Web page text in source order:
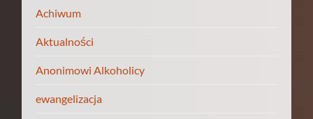
Achiwum
Aktualności
Anonimowi Alkoholicy
ewangelizacja